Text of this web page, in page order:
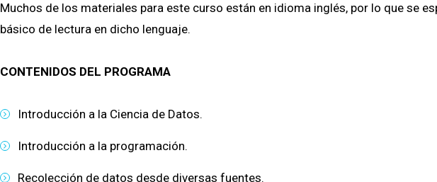
Muchos de los materiales para este curso están en idioma inglés, por lo que se
básico de lectura en dicho lenguaje.
CONTENIDOS DEL PROGRAMA
Introducción a la Ciencia de Datos.
Introducción a la programación.
Recolección de datos desde diversas fuentes.